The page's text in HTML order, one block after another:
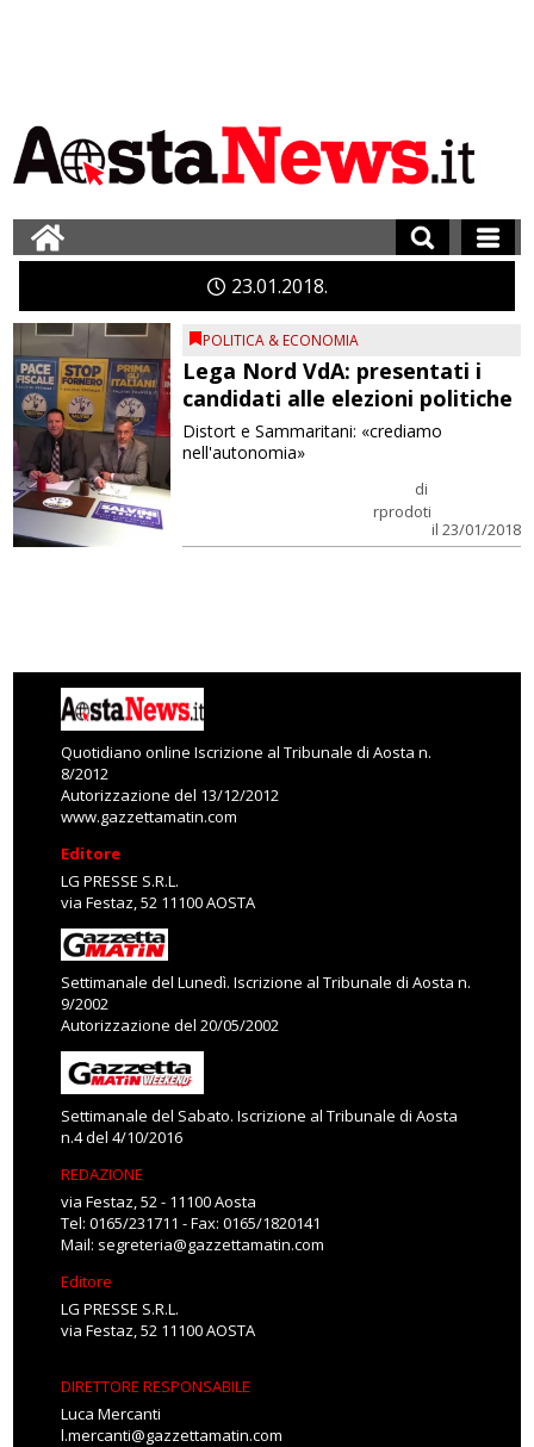
2301 2018
POLITICA & ECONOMIA
Lega Nord VdA: presentati i
candidati alle elezioni politiche
di
rprodoti
il 23/01/2018
Distort e Sammaritani: «crediamo
nell'autonomia»
Quotidiano online Iscrizione al Tribunale di Aosta n.
8/2012
Autorizzazione del 13/12/2012
www.gazzettamatin.com
Editore
LG PRESSE S.R.L.
via Festaz, 52 11100 AOSTA
Settimanale del Lunedì. Iscrizione al Tribunale di Aosta n.
9/2002
Autorizzazione del 20/05/2002
Settimanale del Sabato. Iscrizione al Tribunale di Aosta
n.4 del 4/10/2016
REDAZIONE
via Festaz, 52 - 11100 Aosta
Tel: 0165/231711 - Fax: 0165/1820141
Mail: segreteria@gazzettamatin.com
Editore
LG PRESSE S.R.L.
via Festaz, 52 11100 AOSTA
DIRETTORE RESPONSABILE
Luca Mercanti
l.mercanti@gazzettamatin.com